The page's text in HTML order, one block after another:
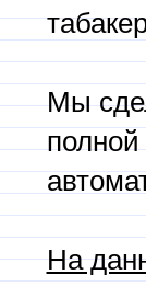
Мы
На